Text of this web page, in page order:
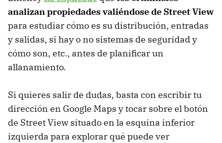
analizan propiedades valiéndose de Street View
para estudiar cómo es su distribución, entradas
y salidas, si hay o no sistemas de seguridad y
cómo son, etc., antes de planificar un
allanamiento.
Si quieres salir de dudas, basta con escribir tu
dirección en Google Maps y tocar sobre el botón
de Street View situado en la esquina inferior
izquierda para explorar qué puede ver